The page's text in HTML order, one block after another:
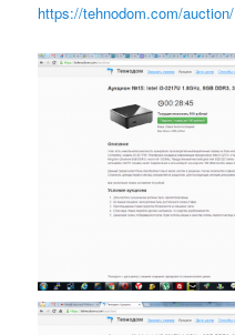
https://tehnodom.com/auction/